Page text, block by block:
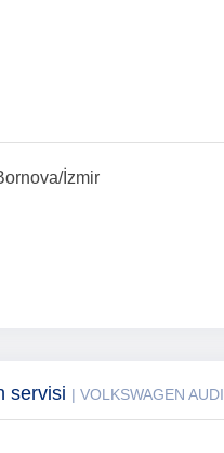
İzmir
servisi | VOLKSWAGEN AUDI